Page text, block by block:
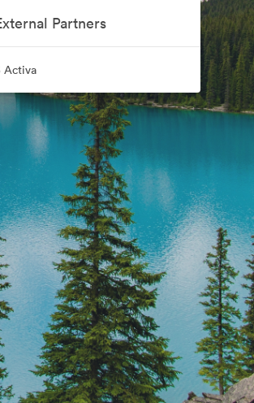
Partners
Activa